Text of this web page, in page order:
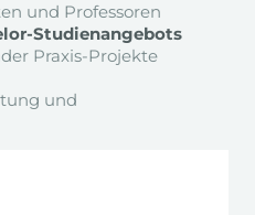
und Professoren
Studienangebots
Praxis-Projekte
und